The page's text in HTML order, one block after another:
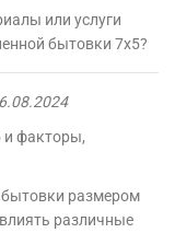
или услуги
бытовки 7х5?
и факторы,
бытовки размером
различные